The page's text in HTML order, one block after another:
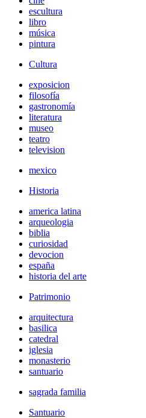
escultura
libro
música
pintura
Cultura
exposicion
filosofía
gastronomía
literatura
museo
teatro
television
mexico
Historia
america latina
arqueologia
biblia
curiosidad
devocion
españa
historia del arte
Patrimonio
arquitectura
basilica
catedral
iglesia
monasterio
santuario
sagrada familia
Santuario